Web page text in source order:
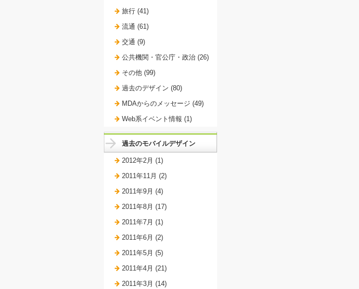
旅行 (41)
流通 (61)
交通 (9)
公共機関・官公庁・政治 (26)
その他 (99)
過去のデザイン (80)
MDAからのメッセージ (49)
Web系イベント情報 (1)
過去のモバイルデザイン
2012年2月 (1)
2011年11月 (2)
2011年9月 (4)
2011年8月 (17)
2011年7月 (1)
2011年6月 (2)
2011年5月 (5)
2011年4月 (21)
2011年3月 (14)